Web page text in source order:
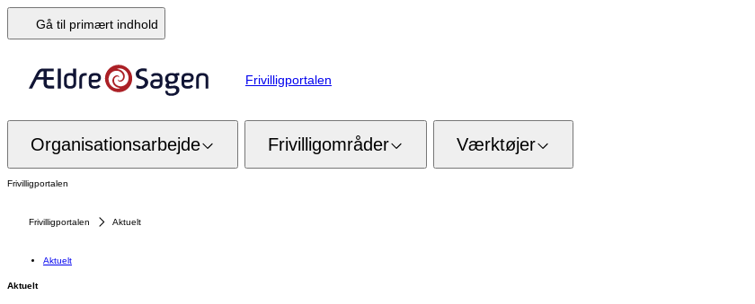
Gå til primært indhold
Frivilligportalen
Organisationsarbejde Frivilligområder Værktøjer
Frivilligportalen
Frivilligportalen Aktuelt
Aktuelt
Aktuelt